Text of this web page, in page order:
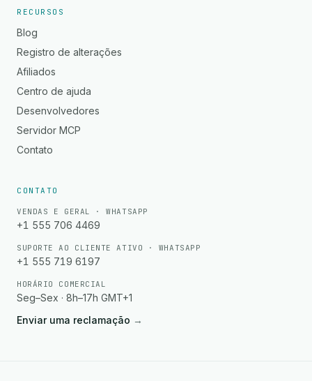
RECURSOS
Blog
Registro de alterações
Afiliados
Centro de ajuda
Desenvolvedores
Servidor MCP
Contato
CONTATO
VENDAS E GERAL · WHATSAPP
+1 555 706 4469
SUPORTE AO CLIENTE ATIVO · WHATSAPP
+1 555 719 6197
HORÁRIO COMERCIAL
Seg–Sex · 8h–17h GMT+1
Enviar uma reclamação →